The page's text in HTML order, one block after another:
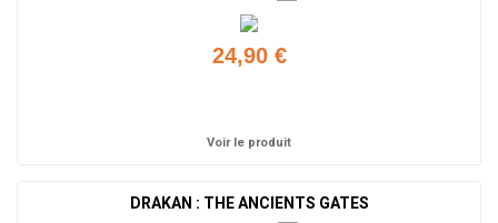
24,90 €
Voir le produit
DRAKAN : THE ANCIENTS GATES